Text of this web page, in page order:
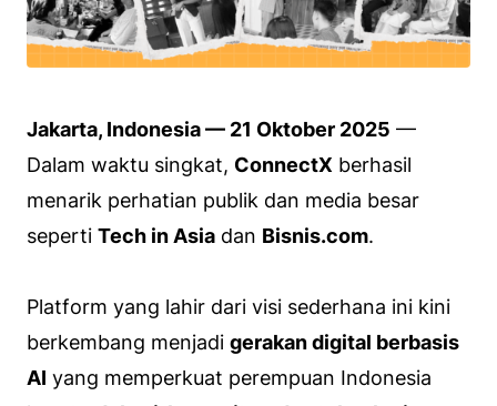
Jakarta, Indonesia — 21 Oktober 2025 —
Dalam waktu singkat, ConnectX berhasil
menarik perhatian publik dan media besar
seperti Tech in Asia dan Bisnis.com.
Platform yang lahir dari visi sederhana ini kini
berkembang menjadi gerakan digital berbasis
AI yang memperkuat perempuan Indonesia